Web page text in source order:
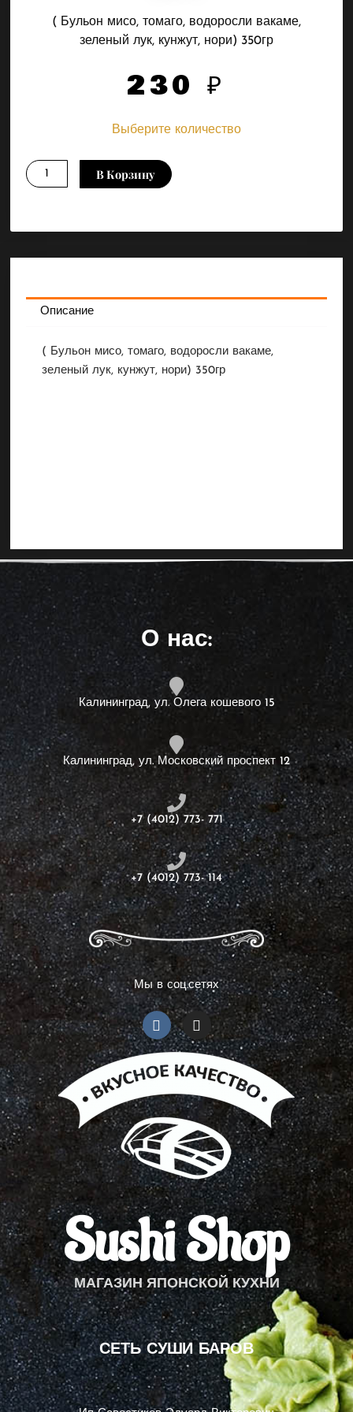
( Бульон мисо, томаго, водоросли вакаме,
зеленый лук, кунжут, нори) 350гр
230₽
Выберите количество
Количество
товара
В Корзину
Описание
( Бульон мисо, томаго, водоросли вакаме,
зеленый лук, кунжут, нори) 350гр
О нас:
Калининград, ул. Олега кошевого 15
Калининград, ул. Московский проспект 12
+7 (4012) 773- 771
+7 (4012) 773- 114
Мы в соц.сетях
V
k
I
n
s
t
g
a
m
Sushi Shop
МАГАЗИН ЯПОНСКОЙ КУХНИ
СЕТЬ СУШИ БАРОВ